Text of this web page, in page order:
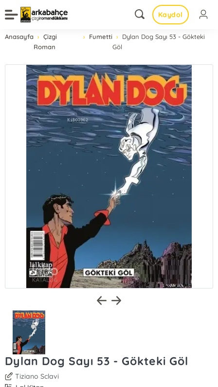
Kaydol
Anasayfa
Çizgi
Roman
Fumetti
Dylan Dog Sayı 53 - Gökteki
Göl
Dylan Dog Sayı 53 - Gökteki Göl
Tiziano Sclavi